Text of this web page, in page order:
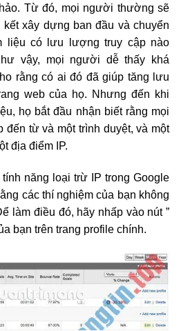
Từ đó, mọi người thường sẽ
xây dựng ban đầu và chuyển
liệu có lưu lượng truy cập nào
vậy, mọi người dễ thấy khá
rằng có ai đó đã giúp tăng lưu
web của họ. Nhưng đến khi
họ bắt đầu nhận biết rằng mọi
từ và một trình duyệt, và một
địa điểm IP.
năng loại trừ IP trong Google
các thí nghiệm của bạn không
làm điều đó, hãy nhấp vào nút ”
bạn trên trang profile chính.